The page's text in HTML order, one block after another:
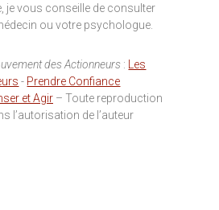
je vous conseille de consulter
ou votre psychologue.
des Actionneurs :
Les
- Prendre Confiance
et Agir– Toute reproduction
l’autorisation de l’auteur